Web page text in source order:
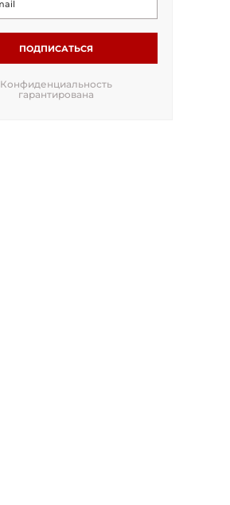
ПОДПИСАТЬСЯ
Конфиденциальность
гарантирована